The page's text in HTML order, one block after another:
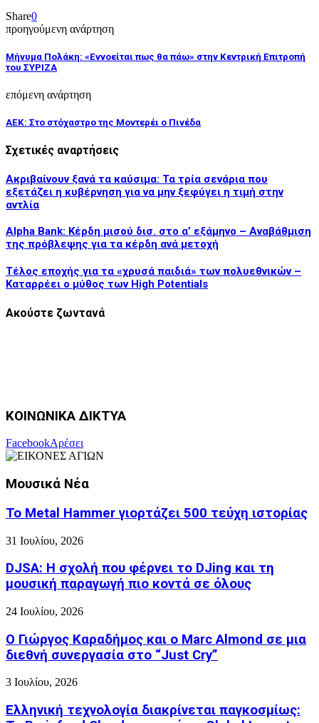
Share0
προηγούμενη ανάρτηση
Μήνυμα Πολάκη: «Εννοείται πως θα πάω» στην Κεντρική Επιτροπή
του ΣΥΡΙΖΑ
επόμενη ανάρτηση
ΑΕΚ: Στο στόχαστρο της Μοντερέι ο Πινέδα
Σχετικές αναρτήσεις
Ακριβαίνουν ξανά τα καύσιμα: Τα τρία σενάρια που
εξετάζει η κυβέρνηση για να μην ξεφύγει η τιμή στην
αντλία
Alpha Bank: Κέρδη μισού δισ. στο α’ εξάμηνο – Αναβάθμιση
της πρόβλεψης για τα κέρδη ανά μετοχή
Τέλος εποχής για τα «χρυσά παιδιά» των πολυεθνικών –
Καταρρέει ο μύθος των High Potentials
Ακούστε ζωντανά
ΚΟΙΝΩΝΙΚΑ ΔΙΚΤΥΑ
FacebookΑρέσει
Μουσικά Νέα
Το Metal Hammer γιορτάζει 500 τεύχη ιστορίας
31 Ιουλίου, 2026
DJSA: Η σχολή που φέρνει το DJing και τη
μουσική παραγωγή πιο κοντά σε όλους
24 Ιουλίου, 2026
Ο Γιώργος Καραδήμος και ο Marc Almond σε μια
διεθνή συνεργασία στο “Just Cry”
3 Ιουλίου, 2026
Ελληνική τεχνολογία διακρίνεται παγκοσμίως: